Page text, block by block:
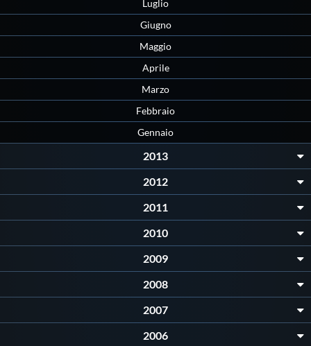
Luglio
Giugno
Maggio
Aprile
Marzo
Febbraio
Gennaio
2013
2012
2011
2010
2009
2008
2007
2006